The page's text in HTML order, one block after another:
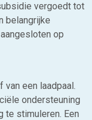
vergoedt tot
belangrijke
op
een laadpaal.
ondersteuning
te stimuleren. Een